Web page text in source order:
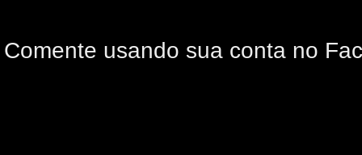
Comente usando sua conta no